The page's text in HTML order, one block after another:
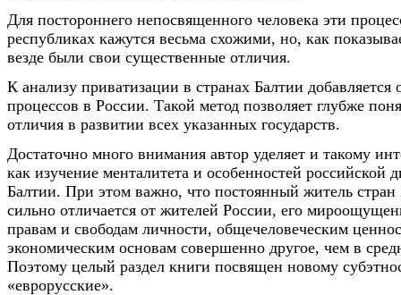
Для постороннего непосвященного человека эти
республиках кажутся весьма схожими, но, как
везде были свои существенные отличия.
К анализу приватизации в странах Балтии добавляется
процессов в России. Такой метод позволяет глубже
отличия в развитии всех указанных государств.
Достаточно много внимания автор уделяет и такому
как изучение менталитета и особенностей российской
Балтии. При этом важно, что постоянный житель стран
сильно отличается от жителей России, его
правам и свободам личности, общечеловеческим
экономическим основам совершенно другое, чем в
Поэтому целый раздел книги посвящен новому
«еврорусские».